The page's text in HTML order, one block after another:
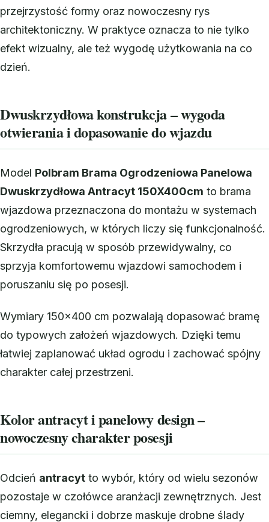
przejrzystość formy oraz nowoczesny rys
architektoniczny. W praktyce oznacza to nie tylko
efekt wizualny, ale też wygodę użytkowania na co
dzień.
Dwuskrzydłowa konstrukcja – wygoda
otwierania i dopasowanie do wjazdu
Model Polbram Brama Ogrodzeniowa Panelowa
Dwuskrzydłowa Antracyt 150X400cm to brama
wjazdowa przeznaczona do montażu w systemach
ogrodzeniowych, w których liczy się funkcjonalność.
Skrzydła pracują w sposób przewidywalny, co
sprzyja komfortowemu wjazdowi samochodem i
poruszaniu się po posesji.
Wymiary 150×400 cm pozwalają dopasować bramę
do typowych założeń wjazdowych. Dzięki temu
łatwiej zaplanować układ ogrodu i zachować spójny
charakter całej przestrzeni.
Kolor antracyt i panelowy design –
nowoczesny charakter posesji
Odcień antracyt to wybór, który od wielu sezonów
pozostaje w czołówce aranżacji zewnętrznych. Jest
ciemny, elegancki i dobrze maskuje drobne ślady